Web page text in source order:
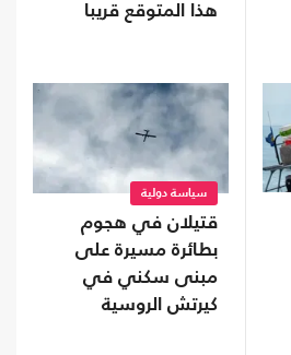
هذا المتوقع قريبا
سياسة دولية
قتيلان في هجوم
بطائرة مسيرة على
مبنى سكني في
كيرتش الروسية